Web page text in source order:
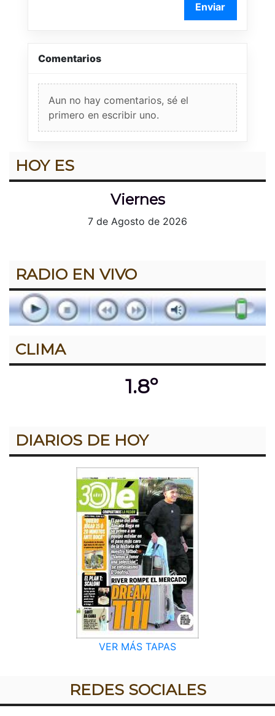
Enviar
Comentarios
Aun no hay comentarios, sé el
primero en escribir uno.
HOY ES
Viernes
7 de Agosto de 2026
RADIO EN VIVO
CLIMA
1.8º
DIARIOS DE HOY
VER MÁS TAPAS
REDES SOCIALES